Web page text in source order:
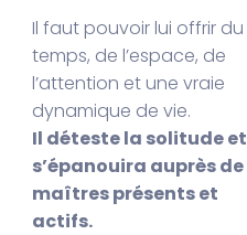
Il faut pouvoir lui offrir du
temps, de l’espace, de
l’attention et une vraie
dynamique de vie.
Il déteste la solitude et
s’épanouira auprès de
maîtres présents et
actifs.